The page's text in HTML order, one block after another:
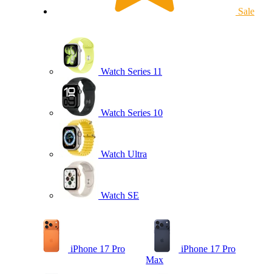
Sale
Watch Series 11
Watch Series 10
Watch Ultra
Watch SE
iPhone 17 Pro
iPhone 17 Pro
Max